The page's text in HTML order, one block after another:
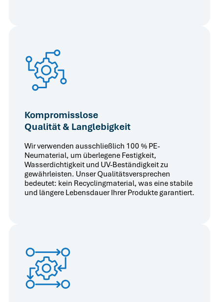
Kompromisslose
Qualität & Langlebigkeit
Wir verwenden ausschließlich 100 % PE-
Neumaterial, um überlegene Festigkeit,
Wasserdichtigkeit und UV-Beständigkeit zu
gewährleisten. Unser Qualitätsversprechen
bedeutet: kein Recyclingmaterial, was eine stabile
und längere Lebensdauer Ihrer Produkte garantiert.